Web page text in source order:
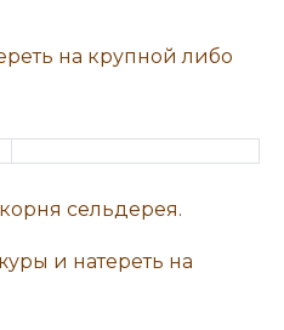
на крупной либо
и натереть на